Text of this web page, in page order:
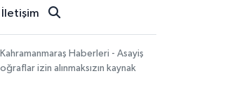
İletişim
Haberleri - Asayiş
izin alınmaksızın kaynak